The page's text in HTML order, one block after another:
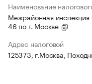
Наименование
Межрайонная
46 по г. Москве
Адрес налоговой
125373, г.Москва,